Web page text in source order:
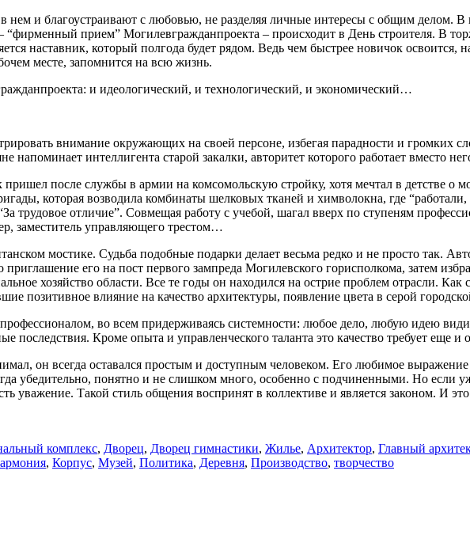
нем и благоустраивают с любовью, не разделяя личные интересы с общим делом. В
прием” Могилевгражданпроекта – происходит в День строителя. В
наставник, который полгода будет рядом. Ведь чем быстрее новичок освоится,
месте, запомнится на всю жизнь.
и идеологический, и технологический, и экономический…
внимание окружающих на своей персоне, избегая парадности и громких
напоминает интеллигента старой закалки, авторитет которого работает вместо
после службы в армии на комсомольскую стройку, хотя мечтал в детстве о
которая возводила комбинаты шелковых тканей и химволокна, где “работали,
трудовое отличие”. Совмещая работу с учебой, шагал вверх по ступеням
заместитель управляющего трестом…
мостике. Судьба подобные подарки делает весьма редко и не просто так.
его на пост первого зампреда Могилевского горисполкома, затем
хозяйство области. Все те годы он находился на острие проблем отрасли.
позитивное влияние на качество архитектуры, появление цвета в серой
во всем придерживаясь системности: любое дело, любую идею
Кроме опыта и управленческого таланта это качество требует еще и
он всегда оставался простым и доступным человеком. Его любимое выражение
убедительно, понятно и не слишком много, особенно с подчиненными. Но если
уважение. Такой стиль общения воспринят в коллективе и является законом. И
комплекс, Дворец, Дворец гимнастики, Жилье, Архитектор, Главный
, Корпус, Музей, Политика, Деревня, Производство, творчество